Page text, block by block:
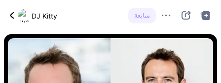
DJ Kitty متابعة